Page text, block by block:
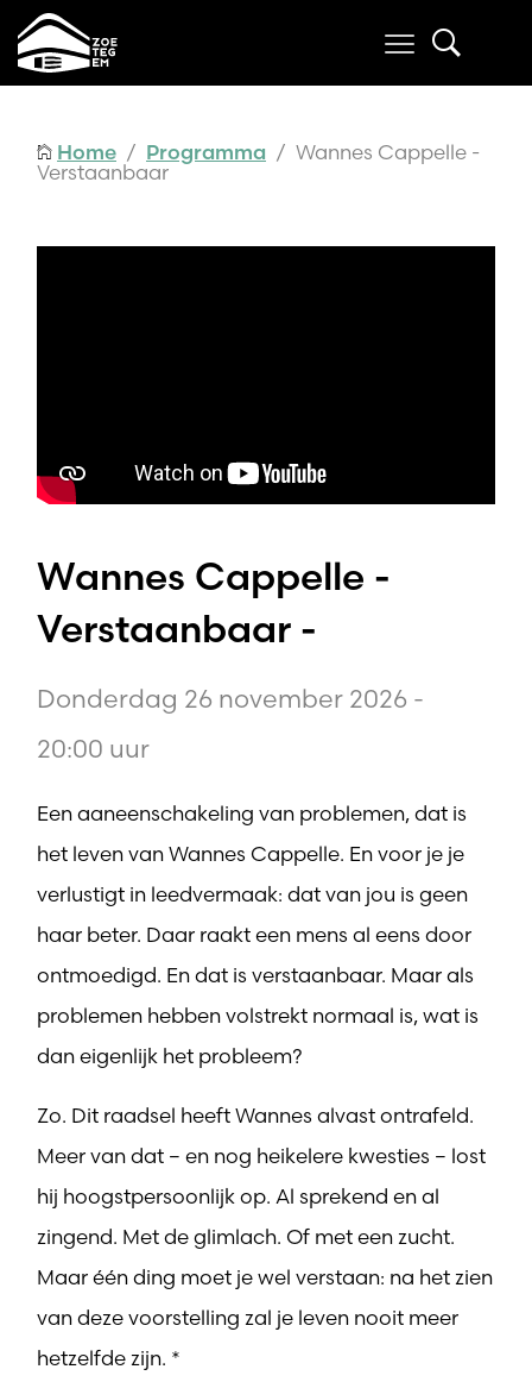
Home / Programma / Wannes Cappelle -
Verstaanbaar
Wannes Cappelle -
Verstaanbaar -
Donderdag 26 november 2026 -
20:00 uur
Een aaneenschakeling van problemen, dat is
het leven van Wannes Cappelle. En voor je je
verlustigt in leedvermaak: dat van jou is geen
haar beter. Daar raakt een mens al eens door
ontmoedigd. En dat is verstaanbaar. Maar als
problemen hebben volstrekt normaal is, wat is
dan eigenlijk het probleem?
Zo. Dit raadsel heeft Wannes alvast ontrafeld.
Meer van dat – en nog heikelere kwesties – lost
hij hoogstpersoonlijk op. Al sprekend en al
zingend. Met de glimlach. Of met een zucht.
Maar één ding moet je wel verstaan: na het zien
van deze voorstelling zal je leven nooit meer
hetzelfde zijn. *